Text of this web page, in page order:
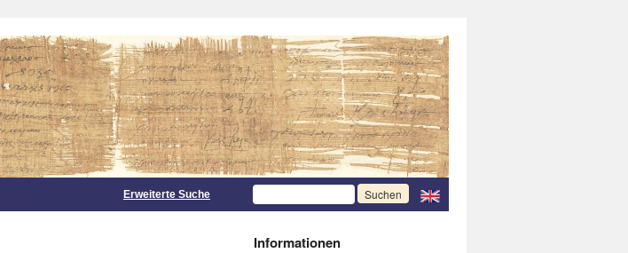
Erweiterte Suche
Informationen